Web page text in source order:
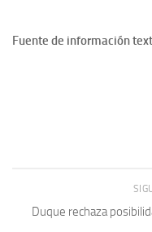
Fuente de información
Duque rechaza